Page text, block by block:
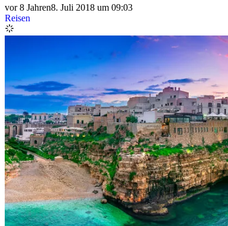
vor 8 Jahren8. Juli 2018 um 09:03
Reisen